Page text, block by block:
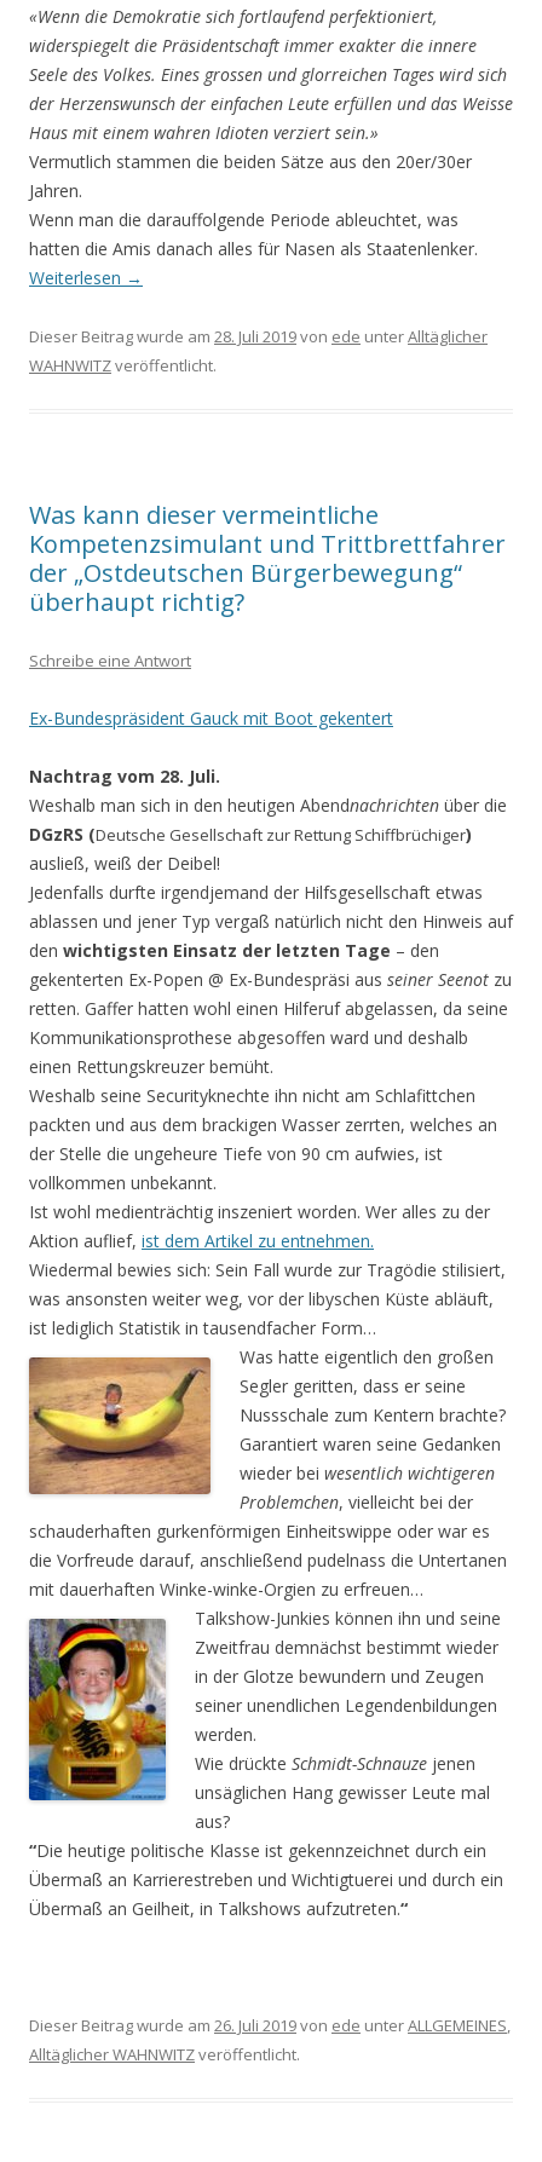
«Wenn die Demokratie sich fortlaufend perfektioniert,
widerspiegelt die Präsidentschaft immer exakter die innere
Seele des Volkes. Eines grossen und glorreichen Tages wird sich
der Herzenswunsch der einfachen Leute erfüllen und das Weisse
Haus mit einem wahren Idioten verziert sein.»
Vermutlich stammen die beiden Sätze aus den 20er/30er
Jahren.
Wenn man die darauffolgende Periode ableuchtet, was
hatten die Amis danach alles für Nasen als Staatenlenker.
Weiterlesen →
Dieser Beitrag wurde am 28. Juli 2019von ede unterAlltäglicher
WAHNWITZveröffentlicht.
Was kann dieser vermeintliche
Kompetenzsimulant und Trittbrettfahrer
der „Ostdeutschen Bürgerbewegung“
überhaupt richtig?
Schreibe eine Antwort
Ex-Bundespräsident Gauck mit Boot gekentert
Nachtrag vom 28. Juli.
Weshalb man sich in den heutigen Abendnachrichten über die
DGzRS (Deutsche Gesellschaft zur Rettung Schiffbrüchiger)
ausließ, weiß der Deibel!
Jedenfalls durfte irgendjemand der Hilfsgesellschaft etwas
ablassen und jener Typ vergaß natürlich nicht den Hinweis auf
den wichtigsten Einsatz der letzten Tage – den
gekenterten Ex-Popen @ Ex-Bundespräsi aus seiner Seenot zu
retten. Gaffer hatten wohl einen Hilferuf abgelassen, da seine
Kommunikationsprothese abgesoffen ward und deshalb
einen Rettungskreuzer bemüht.
Weshalb seine Securityknechte ihn nicht am Schlafittchen
packten und aus dem brackigen Wasser zerrten, welches an
der Stelle die ungeheure Tiefe von 90 cm aufwies, ist
vollkommen unbekannt.
Ist wohl medienträchtig inszeniert worden. Wer alles zu der
Aktion auflief, ist dem Artikel zu entnehmen.
Wiedermal bewies sich: Sein Fall wurde zur Tragödie stilisiert,
was ansonsten weiter weg, vor der libyschen Küste abläuft,
ist lediglich Statistik in tausendfacher Form…
Was hatte eigentlich den großen
Segler geritten, dass er seine
Nussschale zum Kentern brachte?
Garantiert waren seine Gedanken
wieder bei wesentlich wichtigeren
Problemchen, vielleicht bei der
schauderhaften gurkenförmigen Einheitswippe oder war es
die Vorfreude darauf, anschließend pudelnass die Untertanen
mit dauerhaften Winke-winke-Orgien zu erfreuen…
Talkshow-Junkies können ihn und seine
Zweitfrau demnächst bestimmt wieder
in der Glotze bewundern und Zeugen
seiner unendlichen Legendenbildungen
werden.
Wie drückte Schmidt-Schnauze jenen
unsäglichen Hang gewisser Leute mal
aus?
“Die heutige politische Klasse ist gekennzeichnet durch ein
Übermaß an Karrierestreben und Wichtigtuerei und durch ein
Übermaß an Geilheit, in Talkshows aufzutreten.“
Dieser Beitrag wurde am 26. Juli 2019von ede unterALLGEMEINES,
Alltäglicher WAHNWITZveröffentlicht.